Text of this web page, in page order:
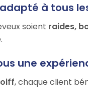
à tous
soient raides,
une
, chaque client